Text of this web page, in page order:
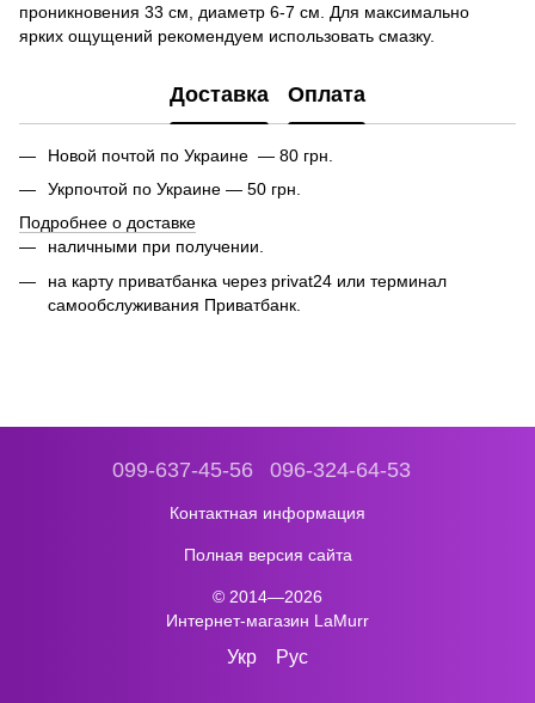
проникновения 33 см, диаметр 6-7 см. Для максимально
ярких ощущений рекомендуем использовать смазку.
Доставка Оплата
Новой почтой по Украине — 80 грн.
Укрпочтой по Украине — 50 грн.
Подробнее о доставке
наличными при получении.
на карту приватбанка через privat24 или терминал
самообслуживания Приватбанк.
099-637-45-56 096-324-64-53
Контактная информация
Полная версия сайта
© 2014—2026
Интернет-магазин LaMurr
Укр Рус